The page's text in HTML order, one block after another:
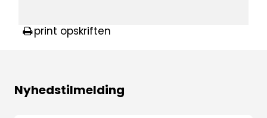
print opskriften
Nyhedstilmelding